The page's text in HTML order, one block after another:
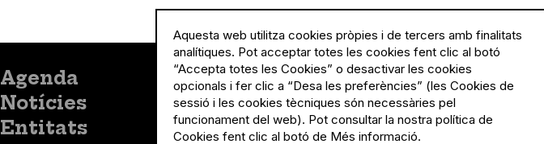
Menú
principal
Agenda
Notícies
Entitats
Menú
Legal
Política de privacitat
Avís legal
Política de cookies
Aquesta web utilitza cookies pròpies i de tercers amb finalitats
analítiques. Pot acceptar totes les cookies fent clic al botó
“Accepta totes les Cookies” o desactivar les cookies
opcionals i fer clic a “Desa les preferències” (les Cookies de
sessió i les cookies tècniques són necessàries pel
funcionament del web). Pot consultar la nostra política de
Cookies fent clic al botó de Més informació.